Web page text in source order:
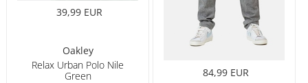
39,99 EUR
Oakley
Relax Urban Polo Nile
Green
84,99 EUR